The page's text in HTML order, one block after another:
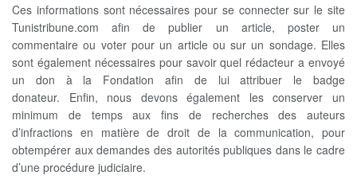
Ces informations sont nécessaires pour se connecter sur le site
Tunistribune.com afin de publier un article, poster un
commentaire ou voter pour un article ou sur un sondage. Elles
sont également nécessaires pour savoir quel rédacteur a envoyé
un don à la Fondation afin de lui attribuer le badge
donateur. Enfin, nous devons également les conserver un
minimum de temps aux fins de recherches des auteurs
d’infractions en matière de droit de la communication, pour
obtempérer aux demandes des autorités publiques dans le cadre
d’une procédure judiciaire.